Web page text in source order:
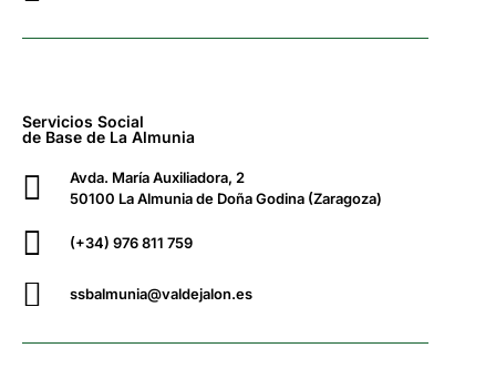
Servicios Social
de Base de La Almunia
Avda. María Auxiliadora, 2
50100 La Almunia de Doña Godina (Zaragoza)
(+34) 976 811 759
ssbalmunia@valdejalon.es